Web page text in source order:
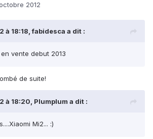
2012
à 18:18, fabidesca a dit :
vente debut 2013
de suite!
à 18:20, Plumplum a dit :
Mi2... :)